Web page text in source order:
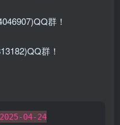
群！
群！
2025-04-24